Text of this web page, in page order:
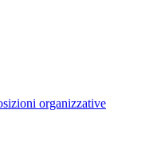
organizzative